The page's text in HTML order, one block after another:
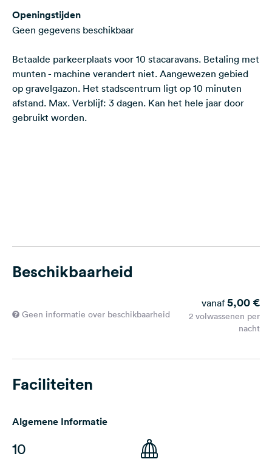
social
media
Instagram
Openingstijden
Geen gegevens beschikbaar
Betaalde parkeerplaats voor 10 stacaravans. Betaling met
munten - machine verandert niet. Aangewezen gebied
op gravelgazon. Het stadscentrum ligt op 10 minuten
afstand. Max. Verblijf: 3 dagen. Kan het hele jaar door
gebruikt worden.
Beschikbaarheid
Geen informatie over beschikbaarheid
vanaf 5,00 €
2 volwassenen per
nacht
Faciliteiten
Algemene Informatie
10